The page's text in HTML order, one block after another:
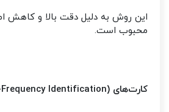
این روش به دلیل دقت بالا و کاهش
محبوب است.
کارت‌های RFID (Radio-Frequency Identification):